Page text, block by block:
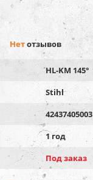
Нетотзывов
HL-KM 145°
Stihl
42437405003
1 год
Под заказ